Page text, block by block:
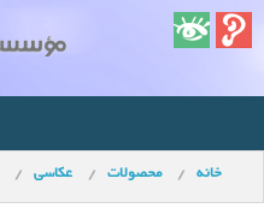
خانه
خانه محصولات عکاسی